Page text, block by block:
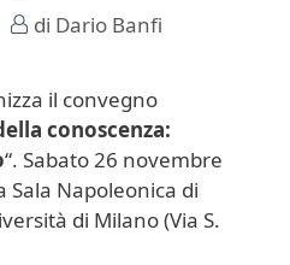
di Dario Banfi
il convegno
conoscenza:
“. Sabato 26 novembre
Sala Napoleonica di
di Milano (Via S.